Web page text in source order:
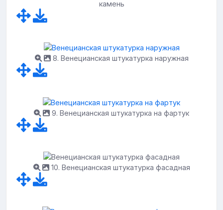
камень
8. Венецианская штукатурка наружная
9. Венецианская штукатурка на фартук
10. Венецианская штукатурка фасадная